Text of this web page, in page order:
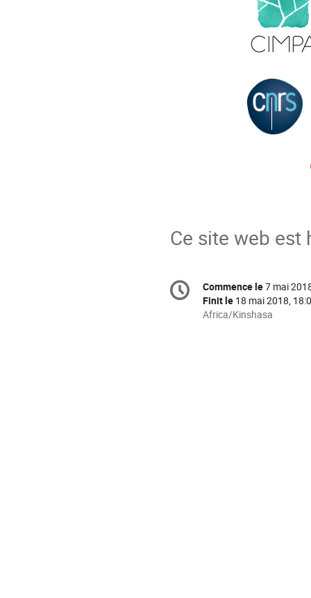
Ce site web est
Information
de
Date/Heure
Commence le7 mai
Finit le 18 mai 2018,
Toutes
Africa/Kinshasa